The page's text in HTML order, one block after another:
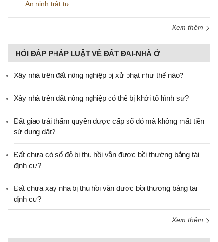
An ninh trật tự
Xem thêm
HỎI ĐÁP PHÁP LUẬT VỀ ĐẤT ĐAI-NHÀ Ở
Xây nhà trên đất nông nghiệp bị xử phạt như thế nào?
Xây nhà trên đất nông nghiệp có thể bị khởi tố hình sự?
Đất giao trái thẩm quyền được cấp sổ đỏ mà không mất tiền
sử dụng đất?
Đất chưa có sổ đỏ bị thu hồi vẫn được bồi thường bằng tái
định cư?
Đất chưa xây nhà bị thu hồi vẫn được bồi thường bằng tái
định cư?
Xem thêm